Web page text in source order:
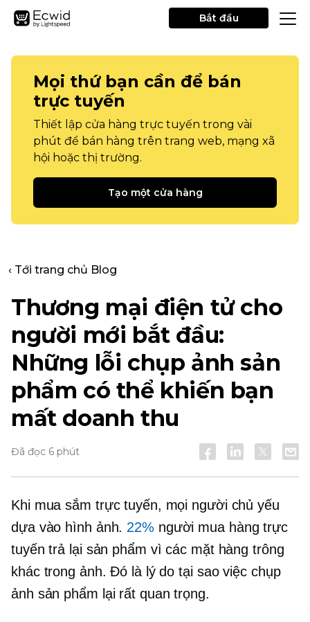
Bắt đầu
Mọi thứ bạn cần để bán
trực tuyến
Thiết lập cửa hàng trực tuyến trong vài
phút để bán hàng trên trang web, mạng xã
hội hoặc thị trường.
Tạo một cửa hàng
‹ Tới trang chủ Blog
Thương mại điện tử cho
người mới bắt đầu:
Những lỗi chụp ảnh sản
phẩm có thể khiến bạn
mất doanh thu
Đã đọc 6 phút
Khi mua sắm trực tuyến, mọi người chủ yếu
dựa vào hình ảnh. 22% người mua hàng trực
tuyến trả lại sản phẩm vì các mặt hàng trông
khác trong ảnh. Đó là lý do tại sao việc chụp
ảnh sản phẩm lại rất quan trọng.